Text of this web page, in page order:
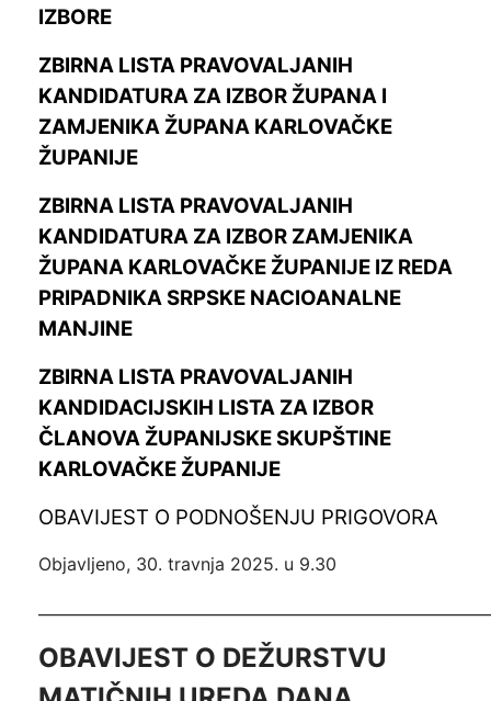
IZBORE
ZBIRNA LISTA PRAVOVALJANIH
KANDIDATURA ZA IZBOR ŽUPANA I
ZAMJENIKA ŽUPANA KARLOVAČKE
ŽUPANIJE
ZBIRNA LISTA PRAVOVALJANIH
KANDIDATURA ZA IZBOR ZAMJENIKA
ŽUPANA KARLOVAČKE ŽUPANIJE IZ REDA
PRIPADNIKA SRPSKE NACIOANALNE
MANJINE
ZBIRNA LISTA PRAVOVALJANIH
KANDIDACIJSKIH LISTA ZA IZBOR
ČLANOVA ŽUPANIJSKE SKUPŠTINE
KARLOVAČKE ŽUPANIJE
OBAVIJEST O PODNOŠENJU PRIGOVORA
Objavljeno, 30. travnja 2025. u 9.30
OBAVIJEST O DEŽURSTVU